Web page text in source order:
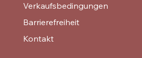
Verkaufsbedingungen
Barrierefreiheit
Kontakt